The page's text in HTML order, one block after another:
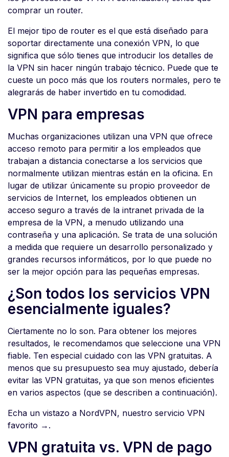
comprar un router.
El mejor tipo de router es el que está diseñado para
soportar directamente una conexión VPN, lo que
significa que sólo tienes que introducir los detalles de
la VPN sin hacer ningún trabajo técnico. Puede que te
cueste un poco más que los routers normales, pero te
alegrarás de haber invertido en tu comodidad.
VPN para empresas
Muchas organizaciones utilizan una VPN que ofrece
acceso remoto para permitir a los empleados que
trabajan a distancia conectarse a los servicios que
normalmente utilizan mientras están en la oficina. En
lugar de utilizar únicamente su propio proveedor de
servicios de Internet, los empleados obtienen un
acceso seguro a través de la intranet privada de la
empresa de la VPN, a menudo utilizando una
contraseña y una aplicación. Se trata de una solución
a medida que requiere un desarrollo personalizado y
grandes recursos informáticos, por lo que puede no
ser la mejor opción para las pequeñas empresas.
¿Son todos los servicios VPN
esencialmente iguales?
Ciertamente no lo son. Para obtener los mejores
resultados, le recomendamos que seleccione una VPN
fiable. Ten especial cuidado con las VPN gratuitas. A
menos que su presupuesto sea muy ajustado, debería
evitar las VPN gratuitas, ya que son menos eficientes
en varios aspectos (que se describen a continuación).
Echa un vistazo a NordVPN, nuestro servicio VPN
favorito →.
VPN gratuita vs. VPN de pago